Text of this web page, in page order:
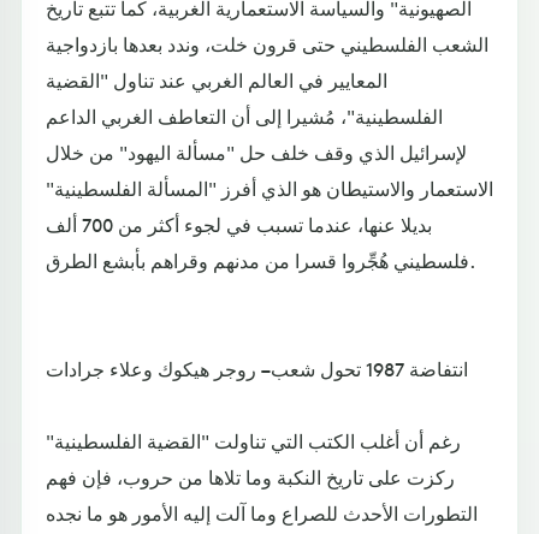
الصهيونية" والسياسة الاستعمارية الغربية، كما تتبع تاريخ
الشعب الفلسطيني حتى قرون خلت، وندد بعدها بازدواجية
المعايير في العالم الغربي عند تناول "القضية
الفلسطينية"، مُشيرا إلى أن التعاطف الغربي الداعم
لإسرائيل الذي وقف خلف حل "مسألة اليهود" من خلال
الاستعمار والاستيطان هو الذي أفرز "المسألة الفلسطينية"
بديلا عنها، عندما تسبب في لجوء أكثر من 700 ألف
فلسطيني هُجِّروا قسرا من مدنهم وقراهم بأبشع الطرق.
انتفاضة 1987 تحول شعب – روجر هيكوك وعلاء جرادات
رغم أن أغلب الكتب التي تناولت "القضية الفلسطينية"
ركزت على تاريخ النكبة وما تلاها من حروب، فإن فهم
التطورات الأحدث للصراع وما آلت إليه الأمور هو ما نجده